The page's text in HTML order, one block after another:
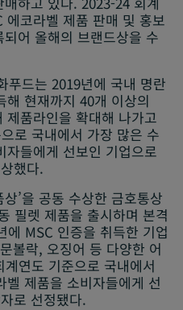
에코라벨 제품 판매 및 홍보
어 올해의 브랜드상을 수
푸드는 2019년에 국내 명란
해 현재까지 40개 이상의
제품라인을 확대해 나가고
로 국내에서 가장 많은 수
자들에게 선보인 기업으로
했다.
’을 공동 수상한 금호통상
필렛 제품을 출시하며 본격
에 MSC 인증을 취득한 기업
볼락, 오징어 등 다양한 어
연도 기준으로 국내에서
제품을 소비자들에게 선
로 선정됐다.